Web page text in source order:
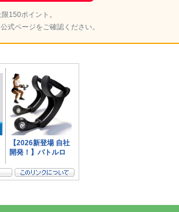
150ポイント。
式ページをご確認ください。